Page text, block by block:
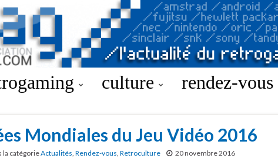
culture rendez-vous
Mondiales du Jeu Vidéo 2016
la catégorieActualités, Rendez-vous, Retroculture 20 novembre 2016